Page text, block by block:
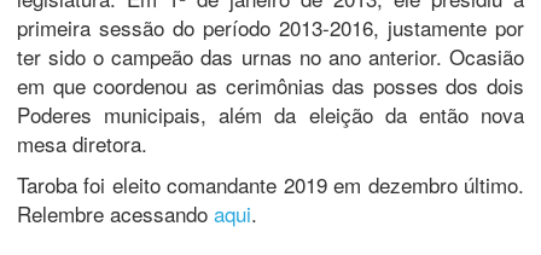
primeira sessão do período 2013-2016, justamente por
ter sido o campeão das urnas no ano anterior. Ocasião
em que coordenou as cerimônias das posses dos dois
Poderes municipais, além da eleição da então nova
mesa diretora.
Taroba foi eleito comandante 2019 em dezembro último.
Relembre acessando aqui.